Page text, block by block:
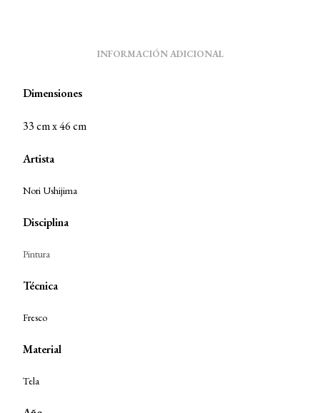
INFORMACIÓN ADICIONAL
Dimensiones
33 cm x 46 cm
Artista
Nori Ushijima
Disciplina
Pintura
Técnica
Fresco
Material
Tela